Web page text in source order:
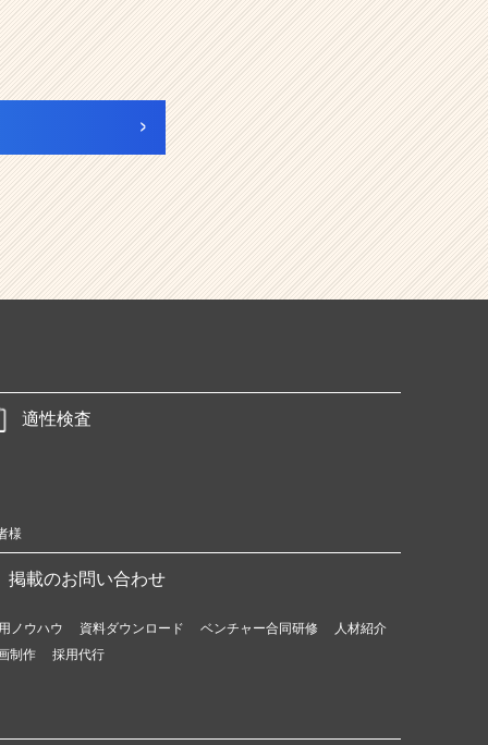
適性検査
様
掲載のお問い合わせ
ノウハウ 資料ダウンロード ベンチャー合同研修
人材紹介
制作
採用代行